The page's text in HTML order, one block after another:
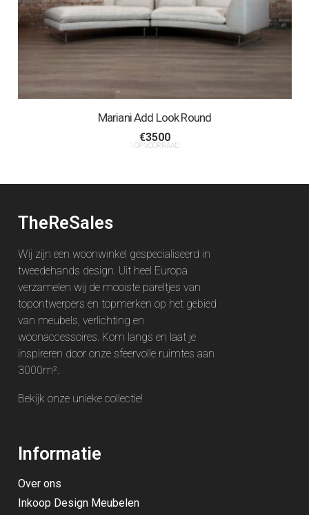
Mariani Add Look Round
€3500
1 OP VOORRAAD
TheReSales
Wij zijn een woonwinkel gespecialiseerd in
tweedehands design. Uit heel Europa
verzamelen wij de mooiste pareltjes van
topontwerpers en topmerken op het gebied
van meubels, verlichting en
woonaccessoires. Kom langs en laat je
inspireren door onze sfeervolle ruimtes aan
3000m².
Bekijk onze unieke collectie!
Informatie
Over ons
Inkoop Design Meubelen